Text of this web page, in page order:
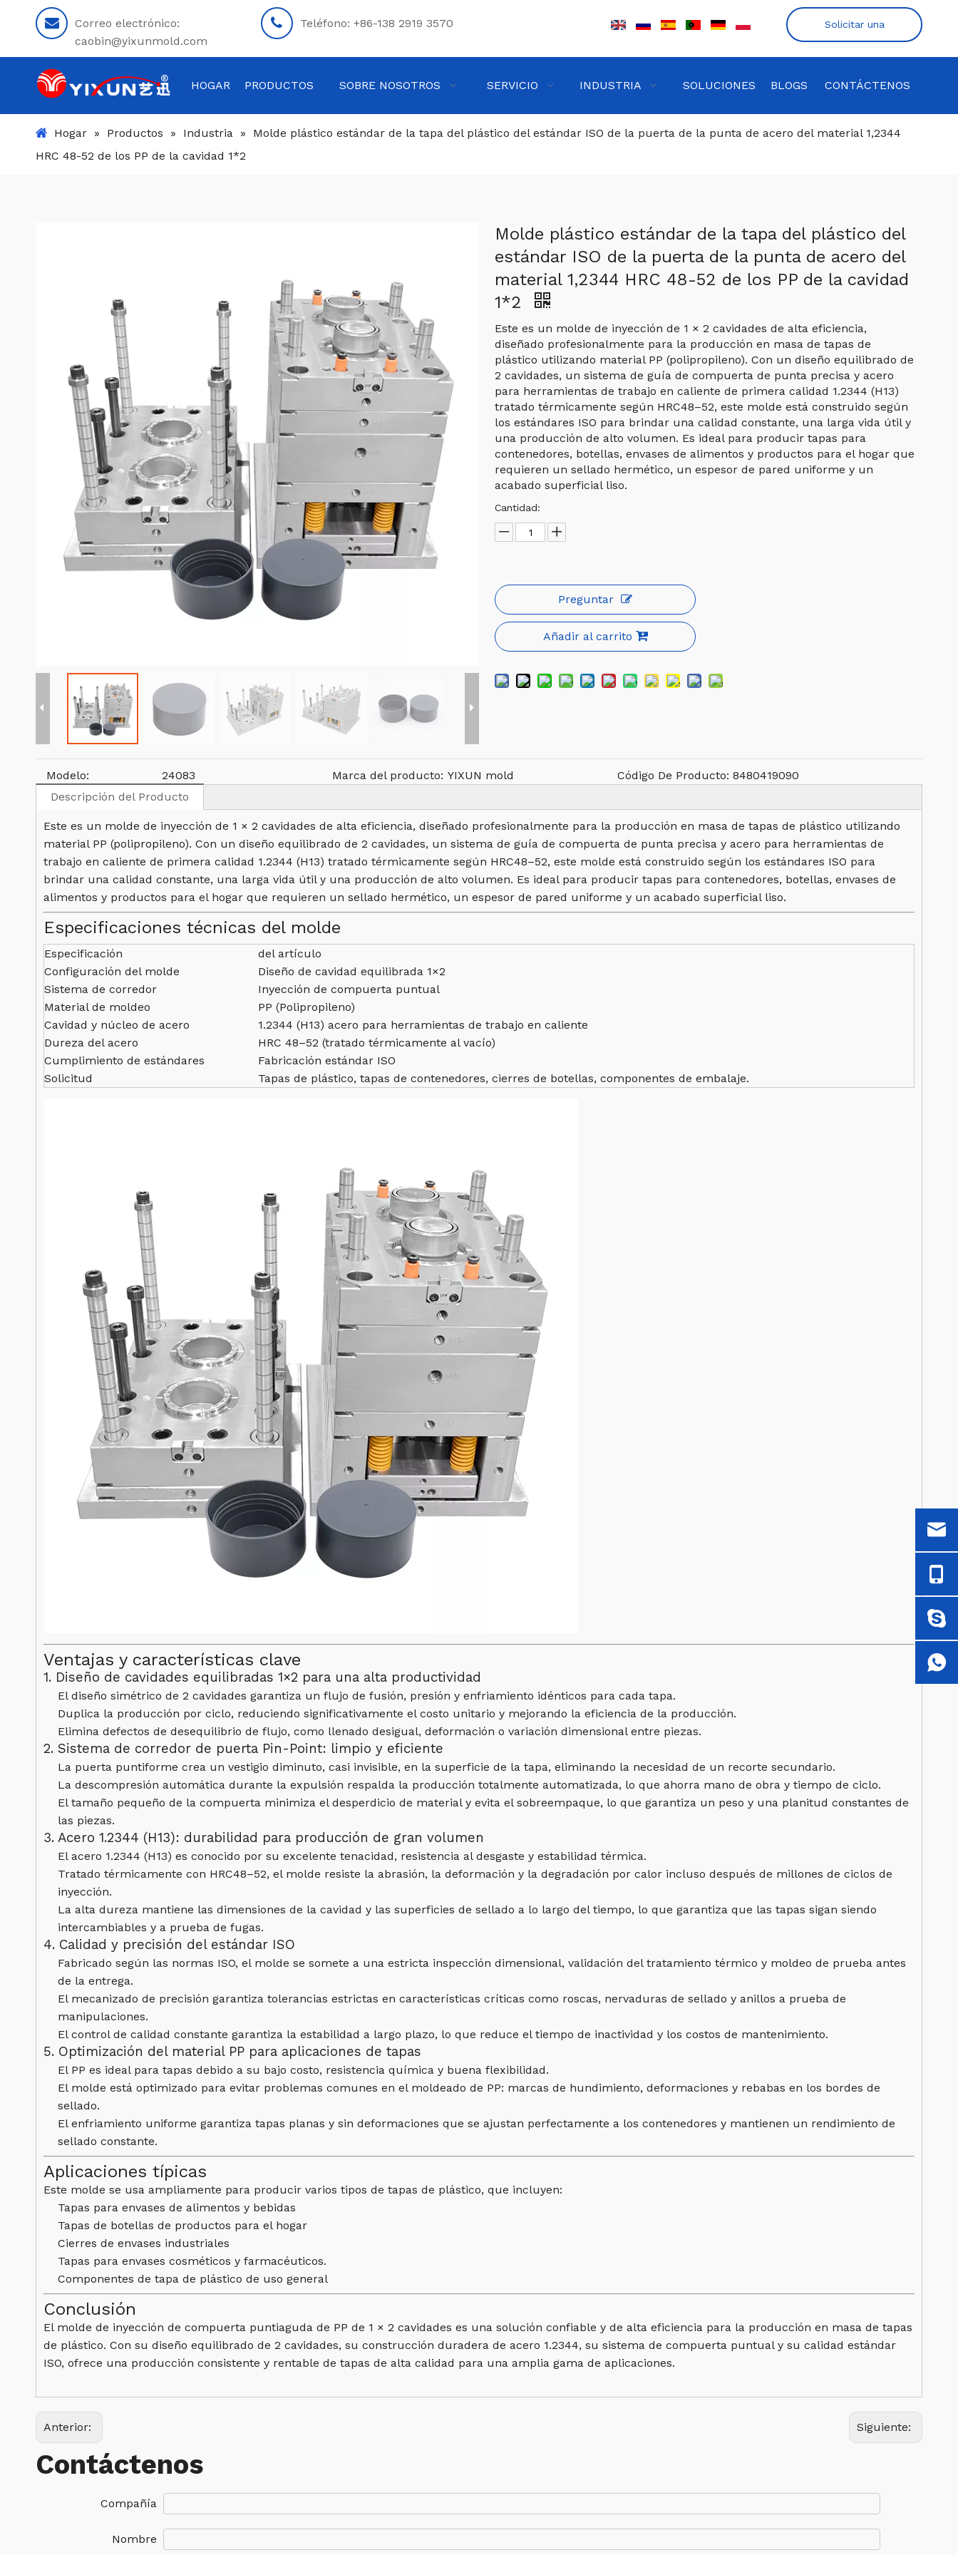
Correo electrónico:
caobin@yixunmold.com
Teléfono: +86-138 2919 3570 Solicitar una
cotización
HOGAR PRODUCTOS SOBRE NOSOTROS SERVICIO INDUSTRIA SOLUCIONES BLOGS CONTÁCTENOS
Hogar » Productos » Industria »
Molde plástico estándar de la tapa del plástico del estándar ISO de la puerta de la punta de acero del material 1,2344
HRC 48-52 de los PP de la cavidad 1*2
Molde plástico estándar de la tapa del plástico del
estándar ISO de la puerta de la punta de acero del
material 1,2344 HRC 48-52 de los PP de la cavidad
1*2
Este es un molde de inyección de 1 × 2 cavidades de alta eficiencia,
diseñado profesionalmente para la producción en masa de tapas de
plástico utilizando material PP (polipropileno). Con un diseño equilibrado de
2 cavidades, un sistema de guía de compuerta de punta precisa y acero
para herramientas de trabajo en caliente de primera calidad 1.2344 (H13)
tratado térmicamente según HRC48–52, este molde está construido según
los estándares ISO para brindar una calidad constante, una larga vida útil y
una producción de alto volumen. Es ideal para producir tapas para
contenedores, botellas, envases de alimentos y productos para el hogar que
requieren un sellado hermético, un espesor de pared uniforme y un
acabado superficial liso.
Cantidad:
Preguntar
Añadir al carrito
Modelo: 24083 Marca del producto: YIXUN mold Código De Producto: 8480419090
Descripción del Producto
Este es un molde de inyección de 1 × 2 cavidades de alta eficiencia, diseñado profesionalmente para la producción en masa de tapas de plástico utilizando
material PP (polipropileno). Con un diseño equilibrado de 2 cavidades, un sistema de guía de compuerta de punta precisa y acero para herramientas de
trabajo en caliente de primera calidad 1.2344 (H13) tratado térmicamente según HRC48–52, este molde está construido según los estándares ISO para
brindar una calidad constante, una larga vida útil y una producción de alto volumen. Es ideal para producir tapas para contenedores, botellas, envases de
alimentos y productos para el hogar que requieren un sellado hermético, un espesor de pared uniforme y un acabado superficial liso.
Especificaciones técnicas del molde
Especificación
del artículo
Configuración del molde
Diseño de cavidad equilibrada 1×2
Sistema de corredor
Inyección de compuerta puntual
Material de moldeo
PP (Polipropileno)
Cavidad y núcleo de acero
1.2344 (H13) acero para herramientas de trabajo en caliente
Dureza del acero
HRC 48–52 (tratado térmicamente al vacío)
Cumplimiento de estándares
Fabricación estándar ISO
Solicitud
Tapas de plástico, tapas de contenedores, cierres de botellas, componentes de embalaje.
Ventajas y características clave
1. Diseño de cavidades equilibradas 1×2 para una alta productividad
El diseño simétrico de 2 cavidades garantiza un flujo de fusión, presión y enfriamiento idénticos para cada tapa.
Duplica la producción por ciclo, reduciendo significativamente el costo unitario y mejorando la eficiencia de la producción.
Elimina defectos de desequilibrio de flujo, como llenado desigual, deformación o variación dimensional entre piezas.
2. Sistema de corredor de puerta Pin-Point: limpio y eficiente
La puerta puntiforme crea un vestigio diminuto, casi invisible, en la superficie de la tapa, eliminando la necesidad de un recorte secundario.
La descompresión automática durante la expulsión respalda la producción totalmente automatizada, lo que ahorra mano de obra y tiempo de ciclo.
El tamaño pequeño de la compuerta minimiza el desperdicio de material y evita el sobreempaque, lo que garantiza un peso y una planitud constantes de
las piezas.
3. Acero 1.2344 (H13): durabilidad para producción de gran volumen
El acero 1.2344 (H13) es conocido por su excelente tenacidad, resistencia al desgaste y estabilidad térmica.
Tratado térmicamente con HRC48–52, el molde resiste la abrasión, la deformación y la degradación por calor incluso después de millones de ciclos de
inyección.
La alta dureza mantiene las dimensiones de la cavidad y las superficies de sellado a lo largo del tiempo, lo que garantiza que las tapas sigan siendo
intercambiables y a prueba de fugas.
4. Calidad y precisión del estándar ISO
Fabricado según las normas ISO, el molde se somete a una estricta inspección dimensional, validación del tratamiento térmico y moldeo de prueba antes
de la entrega.
El mecanizado de precisión garantiza tolerancias estrictas en características críticas como roscas, nervaduras de sellado y anillos a prueba de
manipulaciones.
El control de calidad constante garantiza la estabilidad a largo plazo, lo que reduce el tiempo de inactividad y los costos de mantenimiento.
5. Optimización del material PP para aplicaciones de tapas
El PP es ideal para tapas debido a su bajo costo, resistencia química y buena flexibilidad.
El molde está optimizado para evitar problemas comunes en el moldeado de PP: marcas de hundimiento, deformaciones y rebabas en los bordes de
sellado.
El enfriamiento uniforme garantiza tapas planas y sin deformaciones que se ajustan perfectamente a los contenedores y mantienen un rendimiento de
sellado constante.
Aplicaciones típicas
Este molde se usa ampliamente para producir varios tipos de tapas de plástico, que incluyen:
Tapas para envases de alimentos y bebidas
Tapas de botellas de productos para el hogar
Cierres de envases industriales
Tapas para envases cosméticos y farmacéuticos.
Componentes de tapa de plástico de uso general
Conclusión
El molde de inyección de compuerta puntiaguda de PP de 1 × 2 cavidades es una solución confiable y de alta eficiencia para la producción en masa de tapas
de plástico. Con su diseño equilibrado de 2 cavidades, su construcción duradera de acero 1.2344, su sistema de compuerta puntual y su calidad estándar
ISO, ofrece una producción consistente y rentable de tapas de alta calidad para una amplia gama de aplicaciones.
Anterior: Siguiente:
Contáctenos
Compañía
Nombre